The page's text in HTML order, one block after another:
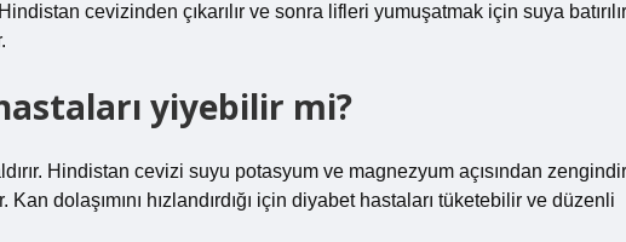
cevizinden çıkarılır ve sonra lifleri yumuşatmak için suya
yiyebilir mi?
Hindistan cevizi suyu potasyum ve magnezyum açısından
dolaşımını hızlandırdığı için diyabet hastaları tüketebilir ve düzenli